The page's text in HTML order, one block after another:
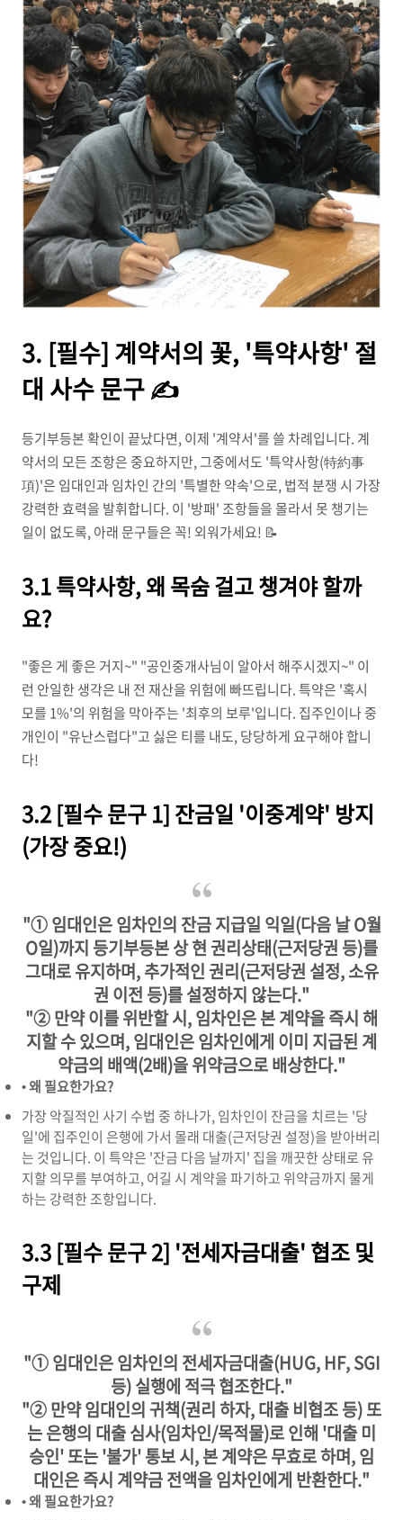
3. [필수] 계약서의 꽃, '특약사항' 절
대 사수 문구 ✍️
등기부등본 확인이 끝났다면, 이제 '계약서'를 쓸 차례입니다. 계
약서의 모든 조항은 중요하지만, 그중에서도 '특약사항(特約事
項)'은 임대인과 임차인 간의 '특별한 약속'으로, 법적 분쟁 시 가장
강력한 효력을 발휘합니다. 이 '방패' 조항들을 몰라서 못 챙기는
일이 없도록, 아래 문구들은 꼭! 외워가세요! 📝
3.1 특약사항, 왜 목숨 걸고 챙겨야 할까
요?
"좋은 게 좋은 거지~" "공인중개사님이 알아서 해주시겠지~" 이
런 안일한 생각은 내 전 재산을 위험에 빠뜨립니다. 특약은 '혹시
모를 1%'의 위험을 막아주는 '최후의 보루'입니다. 집주인이나 중
개인이 "유난스럽다"고 싫은 티를 내도, 당당하게 요구해야 합니
다!
3.2 [필수 문구 1] 잔금일 '이중계약' 방지
(가장 중요!)
"① 임대인은 임차인의 잔금 지급일 익일(다음 날 O월
O일)까지 등기부등본 상 현 권리상태(근저당권 등)를
그대로 유지하며, 추가적인 권리(근저당권 설정, 소유
권 이전 등)를 설정하지 않는다."
"② 만약 이를 위반할 시, 임차인은 본 계약을 즉시 해
지할 수 있으며, 임대인은 임차인에게 이미 지급된 계
약금의 배액(2배)을 위약금으로 배상한다."
• 왜 필요한가요?
가장 악질적인 사기 수법 중 하나가, 임차인이 잔금을 치르는 '당
일'에 집주인이 은행에 가서 몰래 대출(근저당권 설정)을 받아버리
는 것입니다. 이 특약은 '잔금 다음 날까지' 집을 깨끗한 상태로 유
지할 의무를 부여하고, 어길 시 계약을 파기하고 위약금까지 물게
하는 강력한 조항입니다.
3.3 [필수 문구 2] '전세자금대출' 협조 및
구제
"① 임대인은 임차인의 전세자금대출(HUG, HF, SGI
등) 실행에 적극 협조한다."
"② 만약 임대인의 귀책(권리 하자, 대출 비협조 등) 또
는 은행의 대출 심사(임차인/목적물)로 인해 '대출 미
승인' 또는 '불가' 통보 시, 본 계약은 무효로 하며, 임
대인은 즉시 계약금 전액을 임차인에게 반환한다."
• 왜 필요한가요?